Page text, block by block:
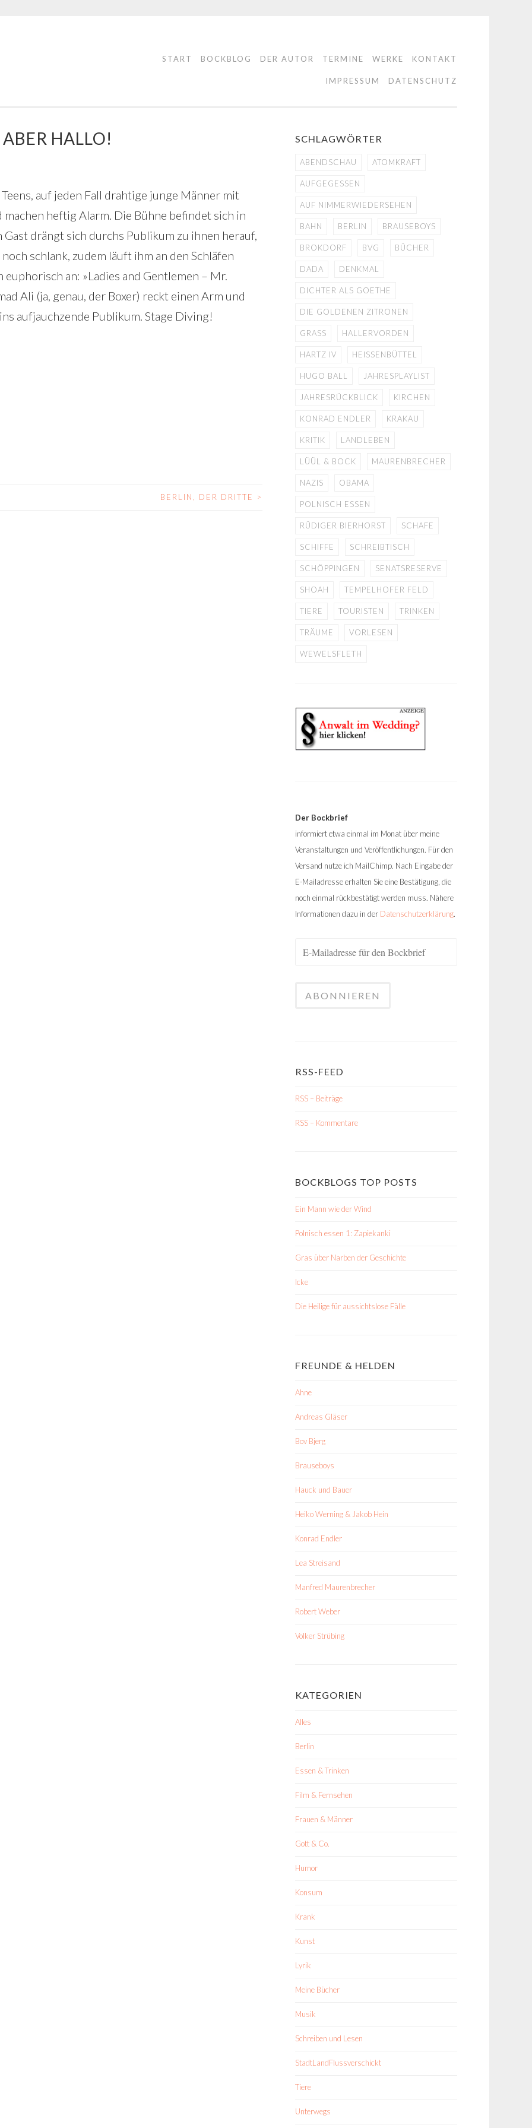
START BOCKBLOG DER AUTOR TERMINE WERKE KONTAKT
IMPRESSUM DATENSCHUTZ
HALLO!
auf jeden Fall drahtige junge Männer mit
heftig Alarm. Die Bühne befindet sich in
drängt sich durchs Publikum zu ihnen herauf,
schlank, zudem läuft ihm an den Schläfen
an: »Ladies and Gentlemen – Mr.
Ali (ja, genau, der Boxer) reckt einen Arm und
aufjauchzende Publikum. Stage Diving!
BERLIN, DER DRITTE >
SCHLAGWÖRTER
ABENDSCHAU ATOMKRAFT
AUFGEGESSEN
AUF NIMMERWIEDERSEHEN
BAHN BERLIN BRAUSEBOYS
BROKDORF BVG BÜCHER
DADA DENKMAL
DICHTER ALS GOETHE
DIE GOLDENEN ZITRONEN
GRASS HALLERVORDEN
HARTZ IV HEISSENBÜTTEL
HUGO BALL JAHRESPLAYLIST
JAHRESRÜCKBLICK KIRCHEN
KONRAD ENDLER KRAKAU
KRITIK LANDLEBEN
LÜÜL & BOCK MAURENBRECHER
NAZIS OBAMA
POLNISCH ESSEN
RÜDIGER BIERHORST SCHAFE
SCHIFFE SCHREIBTISCH
SCHÖPPINGEN SENATSRESERVE
SHOAH TEMPELHOFER FELD
TIERE TOURISTEN TRINKEN
TRÄUME VORLESEN
WEWELSFLETH
Der Bockbrief
informiert etwa einmal im Monat über meine
Veranstaltungen und Veröffentlichungen. Für den
Versand nutze ich MailChimp. Nach Eingabe der
E-Mailadresse erhalten Sie eine Bestätigung, die
noch einmal rückbestätigt werden muss. Nähere
Informationen dazu in der Datenschutzerklärung.
RSS-FEED
RSS – Beiträge
RSS – Kommentare
BOCKBLOGS TOP POSTS
Ein Mann wie der Wind
Polnisch essen 1: Zapiekanki
Gras über Narben der Geschichte
Icke
Die Heilige für aussichtslose Fälle
FREUNDE & HELDEN
Ahne
Andreas Gläser
Bov Bjerg
Brauseboys
Hauck und Bauer
Heiko Werning & Jakob Hein
Konrad Endler
Lea Streisand
Manfred Maurenbrecher
Robert Weber
Volker Strübing
KATEGORIEN
Alles
Berlin
Essen & Trinken
Film & Fernsehen
Frauen & Männer
Gott & Co.
Humor
Konsum
Krank
Kunst
Lyrik
Meine Bücher
Musik
Schreiben und Lesen
StadtLandFlussverschickt
Tiere
Unterwegs